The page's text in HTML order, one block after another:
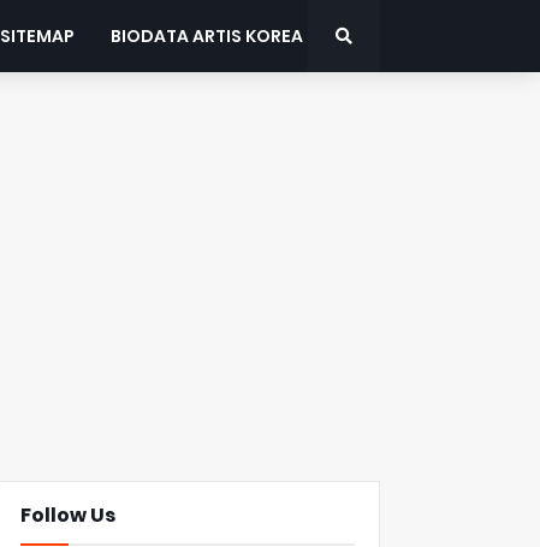
SITEMAP BIODATA ARTIS KOREA
Follow Us